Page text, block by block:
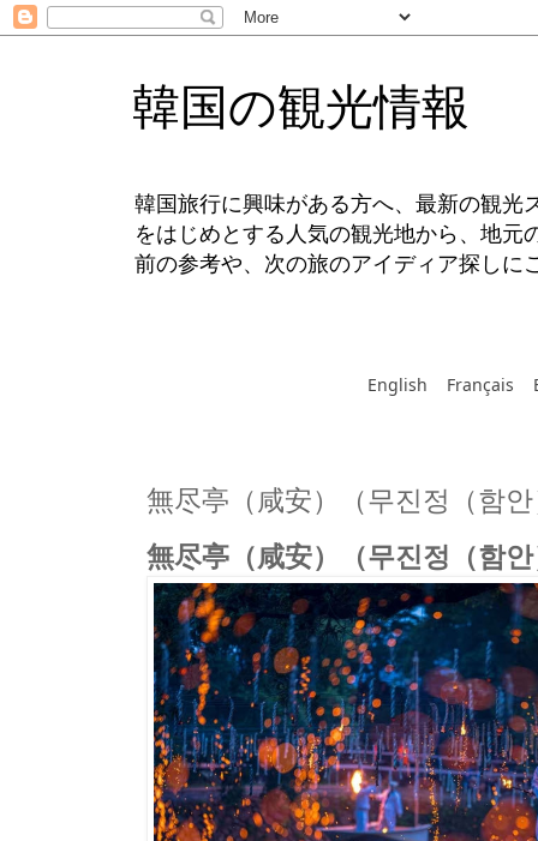
韓国の観光情報
韓国旅行に興味がある方へ、最新の観光
をはじめとする人気の観光地から、地
前の参考や、次の旅のアイディア探しに
English Français
無尽亭（咸安）（무진정（함
無尽亭（咸安）（무진정（함